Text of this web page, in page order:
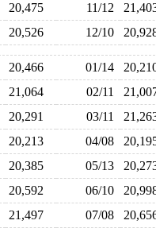
20,475 11/12
20,526 12/10
20,466 01/14
21,064 02/11
20,291 03/11
20,213 04/08
20,385 05/13
20,592 06/10
21,497 07/08